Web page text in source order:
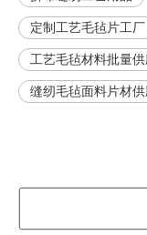
定制工艺毛毡片工厂
工艺毛毡材料批量
缝纫毛毡面料片材